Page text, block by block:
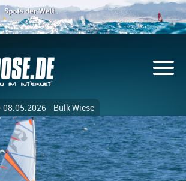
08.05.2026 - Bülk Wiese